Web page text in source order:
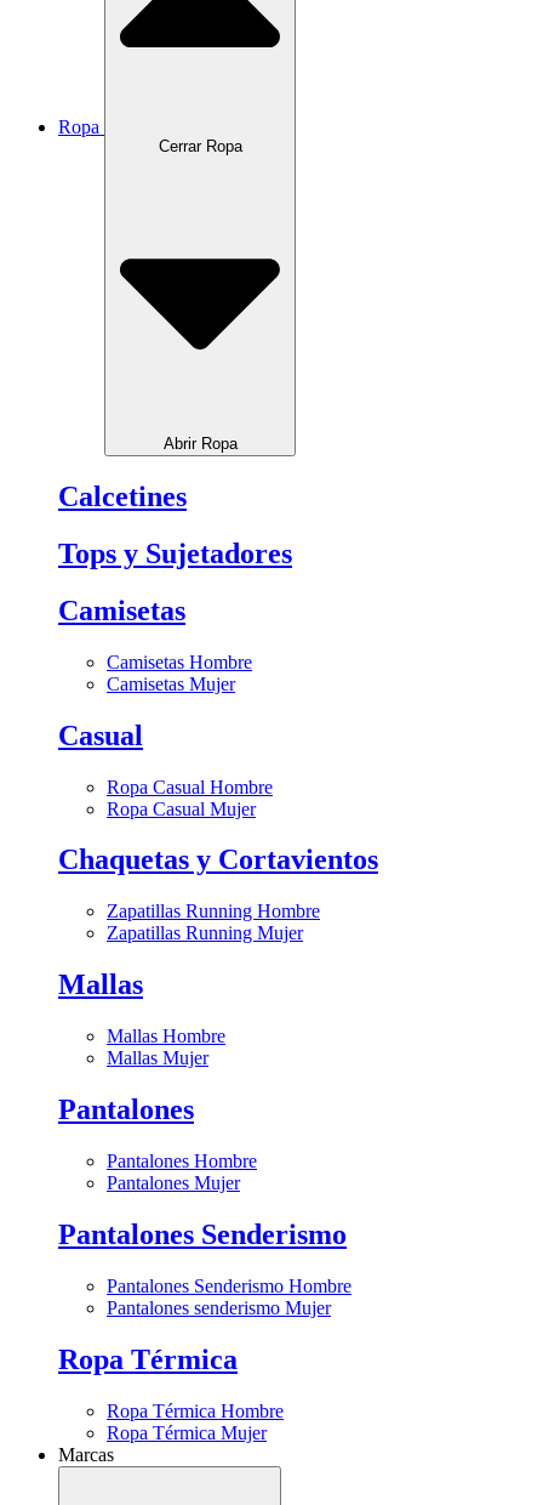
Ropa
Cerrar Ropa
Abrir Ropa
Calcetines
Tops y Sujetadores
Camisetas
Camisetas Hombre
Camisetas Mujer
Casual
Ropa Casual Hombre
Ropa Casual Mujer
Chaquetas y Cortavientos
Zapatillas Running Hombre
Zapatillas Running Mujer
Mallas
Mallas Hombre
Mallas Mujer
Pantalones
Pantalones Hombre
Pantalones Mujer
Pantalones Senderismo
Pantalones Senderismo Hombre
Pantalones senderismo Mujer
Ropa Térmica
Ropa Térmica Hombre
Ropa Térmica Mujer
Marcas